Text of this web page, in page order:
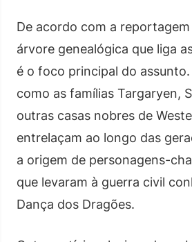
De acordo com a reportagem
árvore genealógica que liga
é o foco principal do
como as famílias Targaryen,
outras casas nobres de
entrelaçam ao longo das
a origem de personagens-
que levaram à guerra civil
Dança dos Dragões.